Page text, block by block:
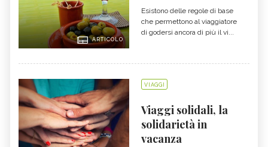
ARTICOLO
Esistono delle regole di base
che permettono al viaggiatore
di godersi ancora di più il vi...
VIAGGI
Viaggi solidali, la
solidarietà in
vacanza